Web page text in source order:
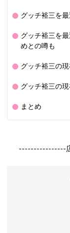
グッチ裕三を
グッチ裕三を
めとの噂も
グッチ裕三の
グッチ裕三の
まとめ
----------------